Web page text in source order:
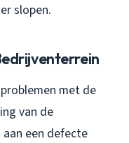
slopen.
met de
van de
een defecte